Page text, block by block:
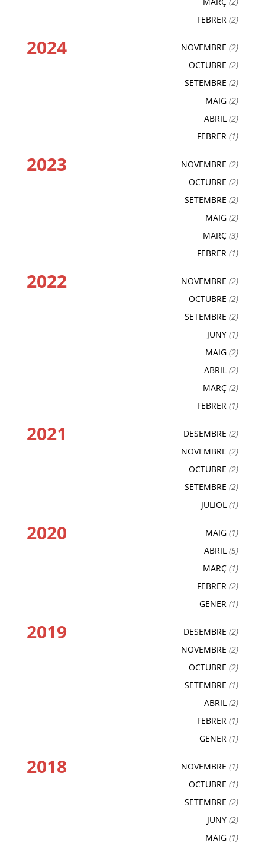
FEBRER (2)
2024 NOVEMBRE (2)
OCTUBRE (2)
SETEMBRE (2)
MAIG (2)
ABRIL (2)
FEBRER (1)
2023 NOVEMBRE (2)
OCTUBRE (2)
SETEMBRE (2)
MAIG (2)
MARÇ (3)
FEBRER (1)
2022 NOVEMBRE (2)
OCTUBRE (2)
SETEMBRE (2)
JUNY (1)
MAIG (2)
ABRIL (2)
MARÇ (2)
FEBRER (1)
2021 DESEMBRE (2)
NOVEMBRE (2)
OCTUBRE (2)
SETEMBRE (2)
JULIOL (1)
2020 MAIG (1)
ABRIL (5)
MARÇ (1)
FEBRER (2)
GENER (1)
2019 DESEMBRE (2)
NOVEMBRE (2)
OCTUBRE (2)
SETEMBRE (1)
ABRIL (2)
FEBRER (1)
GENER (1)
2018 NOVEMBRE (1)
OCTUBRE (1)
SETEMBRE (2)
JUNY (2)
MAIG (1)